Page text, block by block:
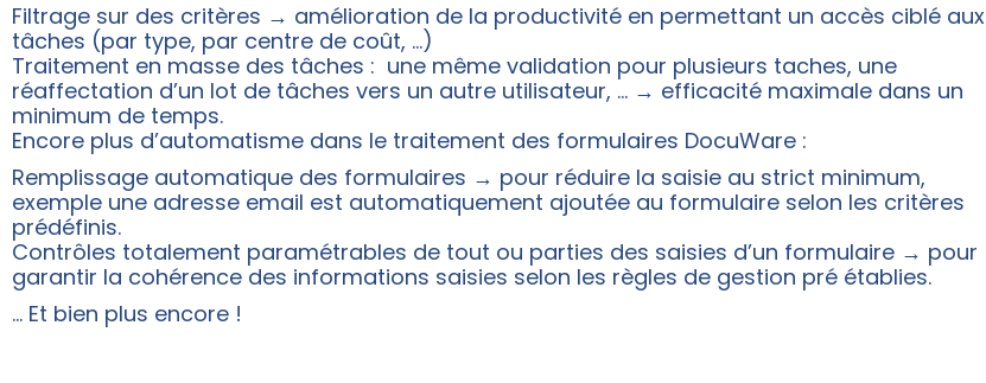
Filtrage sur des critères → amélioration de la productivité en permettant un accès ciblé aux
tâches (par type, par centre de coût, …)
Traitement en masse des tâches : une même validation pour plusieurs taches, une
réaffectation d’un lot de tâches vers un autre utilisateur, … → efficacité maximale dans un
minimum de temps.
Encore plus d’automatisme dans le traitement des formulaires DocuWare :
Remplissage automatique des formulaires → pour réduire la saisie au strict minimum,
exemple une adresse email est automatiquement ajoutée au formulaire selon les critères
prédéfinis.
Contrôles totalement paramétrables de tout ou parties des saisies d’un formulaire → pour
garantir la cohérence des informations saisies selon les règles de gestion pré établies.
… Et bien plus encore !